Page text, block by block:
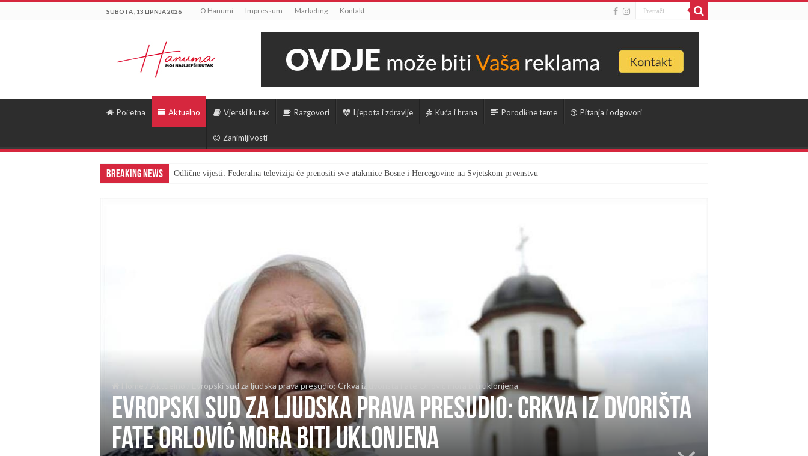
SUBOTA , 13 LIPNJA 2026 O Hanumi Impressum Marketing Kontakt
Početna Aktuelno Vjerski kutak Razgovori Ljepota i zdravlje Kuća i hrana Porodične teme Pitanja i odgovori
Zanimljivosti
Breaking News Odlične vijesti: Federalna televizija će prenositi sve utakmice Bosne i Hercegovine na Svjetskom prvenstvu
Evropski sud za ljudska prava presudio: Crkva iz dvorišta Fate Orlović mora biti uklonjena
Evropski sud za ljudska prava presudio: Crkva iz dvorišta
Fate Orlović mora biti uklonjena